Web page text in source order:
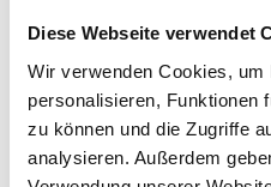
Diese Webseite verwendet
Wir verwenden Cookies, um
personalisieren, Funktionen
zu können und die Zugriffe
analysieren. Außerdem
Sonnenschutz und
dieser Stoffe wird Plastik an
ganzen Welt gesammelt. Es
zusammen mit anderen Fasern
werden. Dieser ist nicht nur
auch eine Ökotex-Zertifizierung